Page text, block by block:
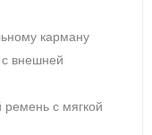
карману
внешней
с мягкой